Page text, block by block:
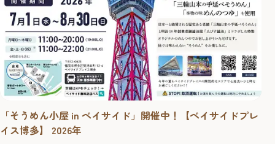
「そうめん小屋 in ベイサイド」開催中！【ベイサイドプレ
イス博多】 2026年